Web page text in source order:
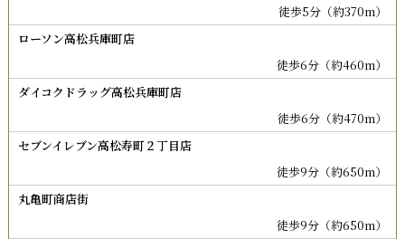
徒歩5分（約370m）
ローソン高松兵庫町店
徒歩6分（約460m）
ダイコクドラッグ高松兵庫町店
徒歩6分（約470m）
セブンイレブン高松寿町２丁目店
徒歩9分（約650m）
丸亀町商店街
徒歩9分（約650m）